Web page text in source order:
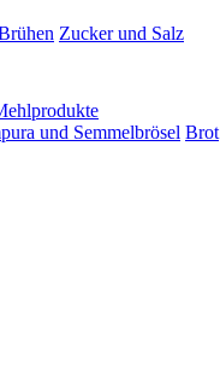
Zucker und Salz
und Semmelbrösel Brot